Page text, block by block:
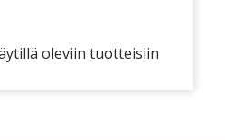
oleviin tuotteisiin